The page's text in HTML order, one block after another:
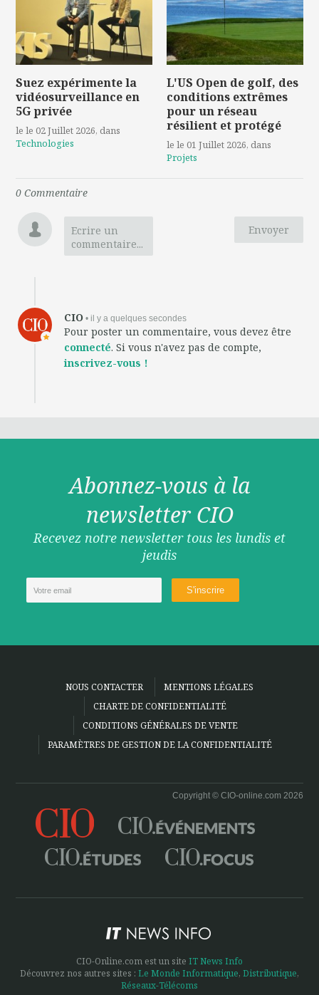
Suez expérimente la
vidéosurveillance en
5G privée
le le 02 Juillet 2026, dans
Technologies
L'US Open de golf, des
conditions extrêmes
pour un réseau
résilient et protégé
le le 01 Juillet 2026, dans
Projets
0 Commentaire
Envoyer
Ecrire un
commentaire...
CIO • il y a quelques secondes
Pour poster un commentaire, vous devez être
connecté. Si vous n'avez pas de compte,
inscrivez-vous !
Abonnez-vous à la
newsletter CIO
Recevez notre newsletter tous les lundis et
jeudis
NOUS CONTACTER
MENTIONS LÉGALES
CHARTE DE CONFIDENTIALITÉ
CONDITIONS GÉNÉRALES DE VENTE
PARAMÈTRES DE GESTION DE LA CONFIDENTIALITÉ
Copyright © CIO-online.com 2026
CIO-Online.com est un site IT News Info
Découvrez nos autres sites : Le Monde Informatique, Distributique,
Réseaux-Télécoms